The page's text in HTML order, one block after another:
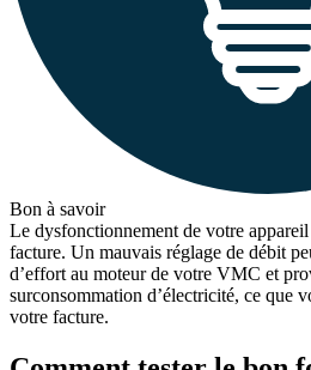
Bon à savoir
Le dysfonctionnement de votre
facture. Un mauvais réglage de débit
d’effort au moteur de votre VMC et
surconsommation d’électricité, ce que
votre facture.